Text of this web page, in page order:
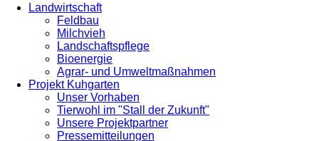
Landwirtschaft
Feldbau
Milchvieh
Landschaftspflege
Bioenergie
Agrar- und Umweltmaßnahmen
Projekt Kuhgarten
Unser Vorhaben
Tierwohl im "Stall der Zukunft"
Unsere Projektpartner
Pressemitteilungen